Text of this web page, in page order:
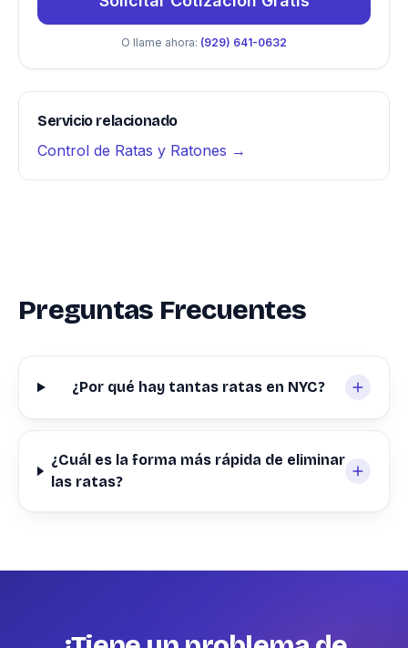
O llame ahora: (929) 641-0632
Servicio relacionado
Control de Ratas y Ratones →
Preguntas Frecuentes
¿Por qué hay tantas ratas en NYC?
¿Cuál es la forma más rápida de eliminar
las ratas?